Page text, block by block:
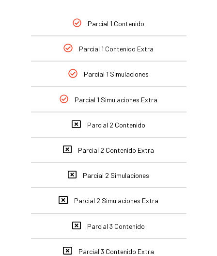
Parcial 1 Contenido
Parcial 1 Contenido Extra
Parcial 1 Simulaciones
Parcial 1 Simulaciones Extra
Parcial 2 Contenido
Parcial 2 Contenido Extra
Parcial 2 Simulaciones
Parcial 2 Simulaciones Extra
Parcial 3 Contenido
Parcial 3 Contenido Extra